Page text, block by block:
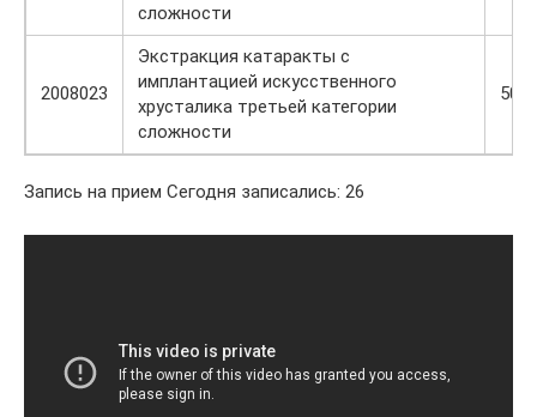
сложности
2008023
Экстракция катаракты с
имплантацией искусственного
хрусталика третьей категории
сложности
Запись на прием Сегодня записались: 26